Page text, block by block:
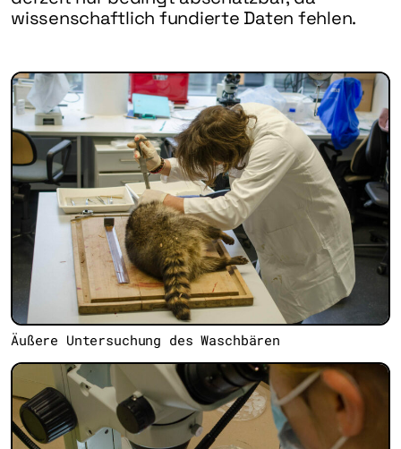
Äußere Untersuchung des Waschbären
wissenschaftlich fundierte Daten fehlen.